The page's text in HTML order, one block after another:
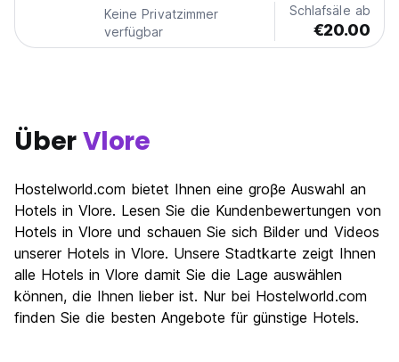
Keine Privatzimmer
verfügbar
Schlafsäle ab
€20.00
ÜberVlore
Hostelworld.com bietet Ihnen eine groβe Auswahl an
Hotels in Vlore. Lesen Sie die Kundenbewertungen von
Hotels in Vlore und schauen Sie sich Bilder und Videos
unserer Hotels in Vlore. Unsere Stadtkarte zeigt Ihnen
alle Hotels in Vlore damit Sie die Lage auswählen
können, die Ihnen lieber ist. Nur bei Hostelworld.com
finden Sie die besten Angebote für günstige Hotels.